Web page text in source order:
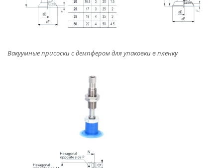
Вакуумные присоски с демпфером для упаковки в пленку